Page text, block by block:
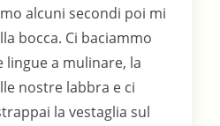
alcuni secondi poi mi
bocca. Ci baciammo
a mulinare, la
nostre labbra e ci
la vestaglia sul